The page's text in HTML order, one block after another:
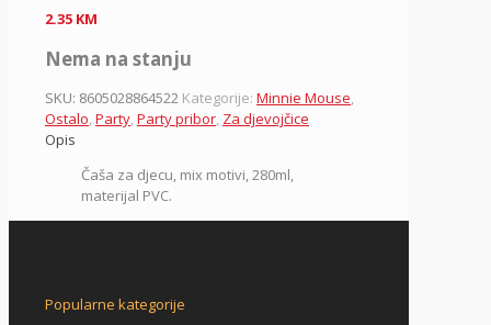
2.35 KM
Nema na stanju
SKU: 8605028864522 Kategorije: Minnie Mouse,
Ostalo,Party,Party pribor, Za djevojčice
Opis
Čaša za djecu, mix motivi, 280ml,
materijal PVC.
Popularne kategorije